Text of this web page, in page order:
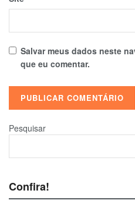
Salvar meus dados neste
que eu comentar.
Pesquisar
Confira!